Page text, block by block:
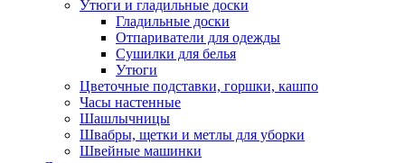
Утюги и гладильные доски
Гладильные доски
Отпариватели для одежды
Сушилки для белья
Утюги
Цветочные подставки, горшки, кашпо
Часы настенные
Шашлычницы
Швабры, щетки и метлы для уборки
Швейные машинки